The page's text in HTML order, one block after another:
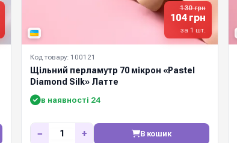
130 грн
104 грн
за 1 шт.
Код товару: 100121
Щільний перламутр 70 мікрон «Pastel
Diamond Silk» Латте
в наявності 24
− + В кошик